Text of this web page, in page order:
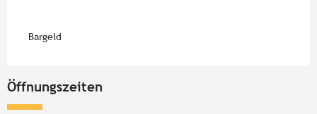
Bargeld
Öffnungszeiten